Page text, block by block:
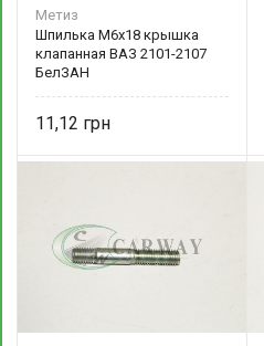
Метиз
Шпилька М6х18 крышка
клапанная ВАЗ 2101-2107
БелЗАН
11,12